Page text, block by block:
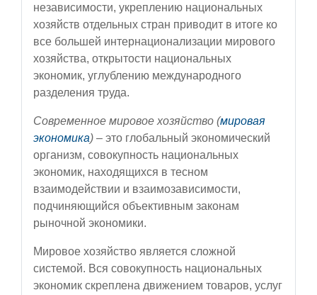
независимости, укреплению национальных
хозяйств отдельных стран приводит в итоге ко
все большей интернационализации мирового
хозяйства, открытости национальных
экономик, углублению международного
разделения труда.
Современное мировое хозяйство (мировая
экономика) – это глобальный экономический
организм, совокупность национальных
экономик, находящихся в тесном
взаимодействии и взаимозависимости,
подчиняющийся объективным законам
рыночной экономики.
Мировое хозяйство является сложной
системой. Вся совокупность национальных
экономик скреплена движением товаров, услуг